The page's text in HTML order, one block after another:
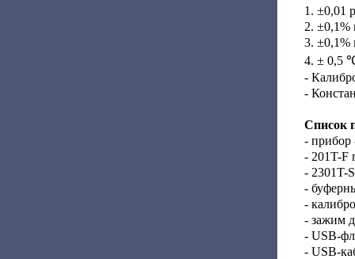
1. ±0,01
2.
3.
4. ± 0,5
-
-
Список
- прибор
- 201T-F
- 2301T-
-
-
- зажим
- USB-
- USB-